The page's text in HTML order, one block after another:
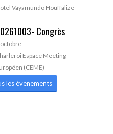
Vayamundo Houffalize
Congrès
Espace Meeting
(CEME)
les évenements